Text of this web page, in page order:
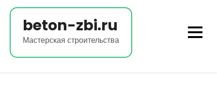
Перейти
содержимомуbeton-zbi.ru
Мастерская строительства